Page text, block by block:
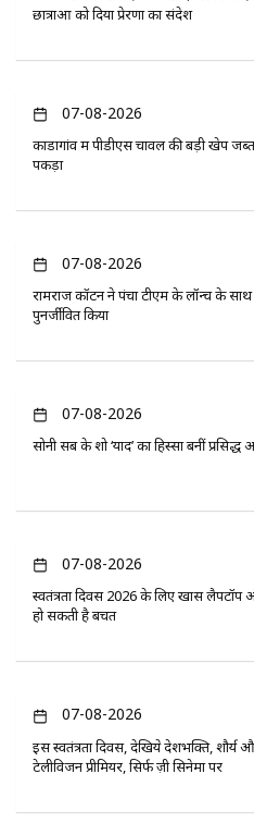
छात्राओं को दिया प्रेरणा का संदेश
07-08-2026
कोंडागांव में पीडीएस चावल की बड़ी खेप
पकड़ा
07-08-2026
रामराज कॉटन ने पंचा टीएम के लॉन्च के
पुनर्जीवित किया
07-08-2026
सोनी सब के शो ‘यादें’ का हिस्सा बनीं प्रसिद्ध
07-08-2026
स्वतंत्रता दिवस 2026 के लिए खास
हो सकती है बचत
07-08-2026
इस स्वतंत्रता दिवस, देखिये देशभक्ति, शौर्य
टेलीविजन प्रीमियर, सिर्फ ज़ी सिनेमा पर